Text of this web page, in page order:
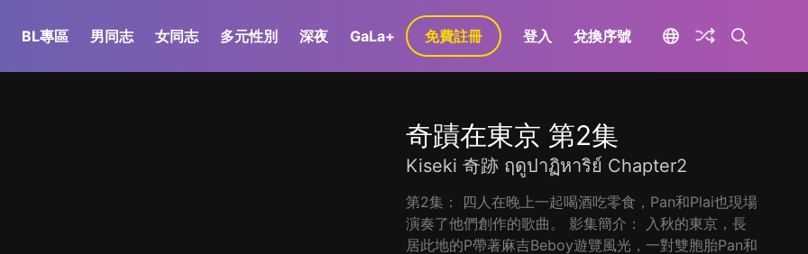
BL專區 男同志 女同志 多元性別 深夜 GaLa+ 免費註冊 登入 兌換序號
奇蹟在東京 第2集
Kiseki 奇跡 ฤดูปาฏิหาริย์ Chapter2
第2集： 四人在晚上一起喝酒吃零食，Pan和Plai也現場
演奏了他們創作的歌曲。 影集簡介： 入秋的東京，長
居此地的P帶著麻吉Beboy遊覽風光，一對雙胞胎Pan和